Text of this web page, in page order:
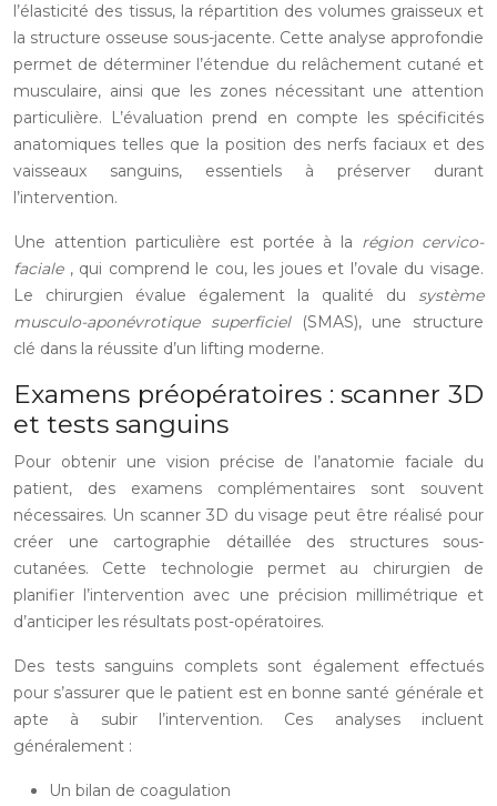
l’élasticité des tissus, la répartition des volumes graisseux et
la structure osseuse sous-jacente. Cette analyse approfondie
permet de déterminer l’étendue du relâchement cutané et
musculaire, ainsi que les zones nécessitant une attention
particulière. L’évaluation prend en compte les spécificités
anatomiques telles que la position des nerfs faciaux et des
vaisseaux sanguins, essentiels à préserver durant
l’intervention.
Une attention particulière est portée à la région cervico-
faciale , qui comprend le cou, les joues et l’ovale du visage.
Le chirurgien évalue également la qualité du système
musculo-aponévrotique superficiel
(SMAS), une structure
clé dans la réussite d’un lifting moderne.
Examens préopératoires : scanner 3D
et tests sanguins
Pour obtenir une vision précise de l’anatomie faciale du
patient, des examens complémentaires sont souvent
nécessaires. Un scanner 3D du visage peut être réalisé pour
créer une cartographie détaillée des structures sous-
cutanées. Cette technologie permet au chirurgien de
planifier l’intervention avec une précision millimétrique et
d’anticiper les résultats post-opératoires.
Des tests sanguins complets sont également effectués
pour s’assurer que le patient est en bonne santé générale et
apte à subir l’intervention. Ces analyses incluent
généralement :
Un bilan de coagulation